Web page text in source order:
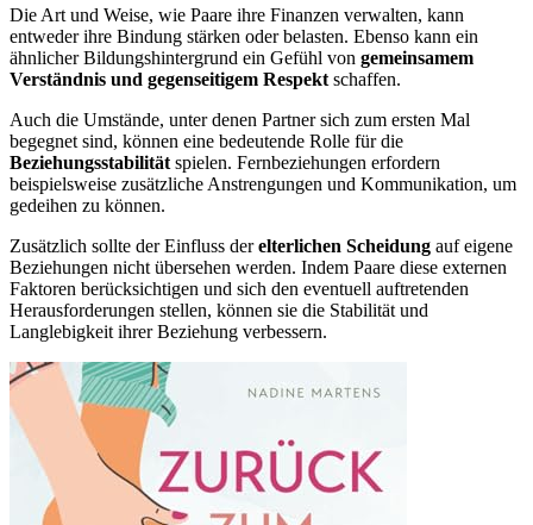
Die Art und Weise, wie Paare ihre Finanzen verwalten, kann
entweder ihre Bindung stärken oder belasten. Ebenso kann ein
ähnlicher Bildungshintergrund ein Gefühl von gemeinsamem
Verständnis und gegenseitigem Respekt schaffen.
Auch die Umstände, unter denen Partner sich zum ersten Mal
begegnet sind, können eine bedeutende Rolle für die
Beziehungsstabilität spielen. Fernbeziehungen erfordern
beispielsweise zusätzliche Anstrengungen und Kommunikation, um
gedeihen zu können.
Zusätzlich sollte der Einfluss derelterlichen Scheidung auf eigene
Beziehungen nicht übersehen werden. Indem Paare diese externen
Faktoren berücksichtigen und sich den eventuell auftretenden
Herausforderungen stellen, können sie die Stabilität und
Langlebigkeit ihrer Beziehung verbessern.